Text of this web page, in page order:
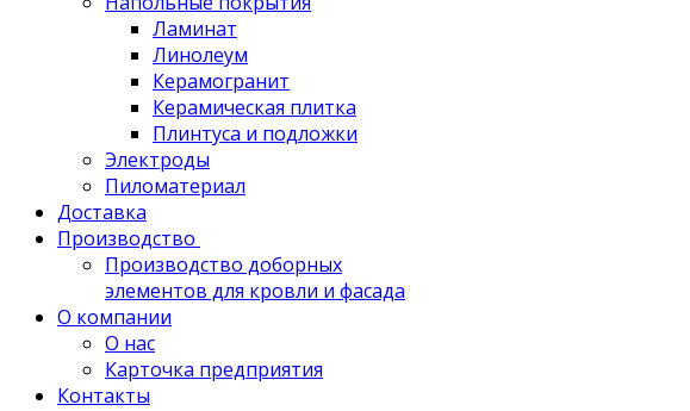
Ламинат
Линолеум
Керамогранит
Керамическая плитка
Плинтуса и подложки
Электроды
Пиломатериал
Доставка
Производство
Производство доборных
элементов для кровли и фасада
О компании
О нас
Карточка предприятия
Контакты